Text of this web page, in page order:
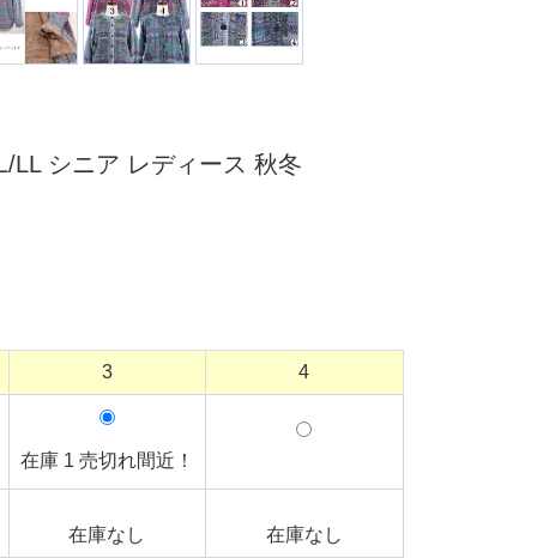
LL シニア レディース 秋冬
3 4
在庫 1 売切れ間近！
在庫なし 在庫なし